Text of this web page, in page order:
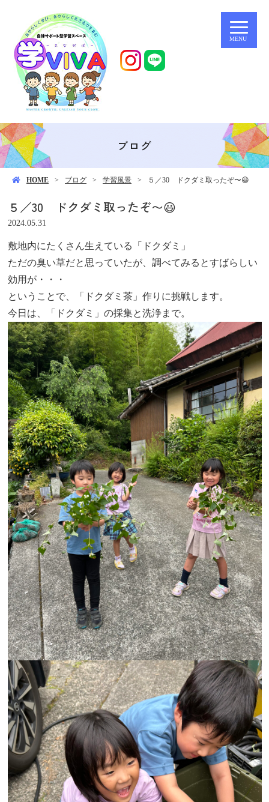
MENU
ブログ
HOME ブログ 学習風景 ５／30 ドクダミ取ったぞ〜😃
５／30 ドクダミ取ったぞ〜😃
2024.05.31
敷地内にたくさん生えている「ドクダミ」
ただの臭い草だと思っていたが、調べてみるとすばらしい
効用が・・・
ということで、「ドクダミ茶」作りに挑戦します。
今日は、「ドクダミ」の採集と洗浄まで。